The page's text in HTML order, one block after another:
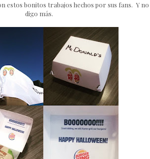
estos bonitos trabajos hechos por sus fans. Y no
digo más.